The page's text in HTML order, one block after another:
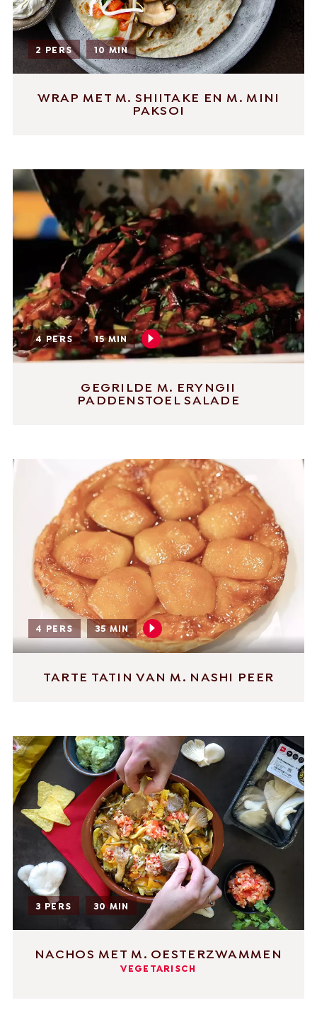
2 PERS 10 MIN
WRAP MET M. SHIITAKE EN M. MINI
PAKSOI
4 PERS 15 MIN
GEGRILDE M. ERYNGII
PADDENSTOEL SALADE
4 PERS 35 MIN
TARTE TATIN VAN M. NASHI PEER
3 PERS 30 MIN
NACHOS MET M. OESTERZWAMMEN
VEGETARISCH